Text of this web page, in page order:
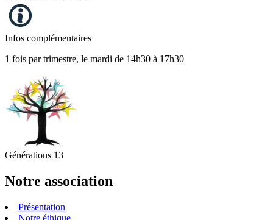
Infos complémentaires
1 fois par trimestre, le mardi de 14h30 à 17h30
Générations 13
Notre association
Présentation
Notre éthique